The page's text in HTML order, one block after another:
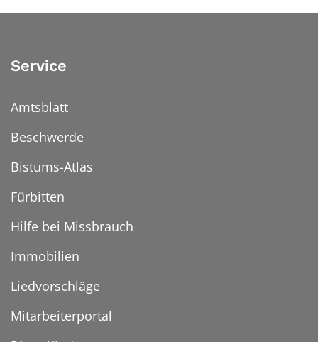
Service
Amtsblatt
Beschwerde
Bistums-Atlas
Fürbitten
Hilfe bei Missbrauch
Immobilien
Liedvorschläge
Mitarbeiterportal